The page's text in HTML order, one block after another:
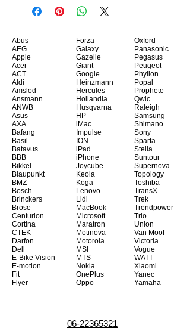
Abus
AEG
Apple
Acer
ACT
Aldi
Amslod
Ansmann
ANWB
Asus
AXA
Bafang
Basil
Batavus
BBB
Bikkel
Blaupunkt
BMZ
Bosch
Brinckers
Brose
Centurion
Cortina
CTEK
Darfon
Dell
E-Bike Vision
E-motion
Fit
Flyer
Forza
Galaxy
Gazelle
Giant
Google
Heinzmann
Hercules
Hollandia
Husqvarna
HP
iMac
Impulse
ION
iPad
iPhone
Joycube
Keola
Koga
Lenovo
Lidl
MacBook
Microsoft
Maratron
Motinova
Motorola
MSI
MTS
Nokia
OnePlus
Oppo
Oxford
Panasonic
Pegasus
Peugeot
Phylion
Popal
Prophete
Qwic
Raleigh
Samsung
Shimano
Sony
Sparta
Stella
Suntour
Supernova
Topology
Toshiba
TransX
Trek
Trendpower
Trio
Union
Van Moof
Victoria
Vogue
WATT
Xiaomi
Yanec
Yamaha
06-22365321